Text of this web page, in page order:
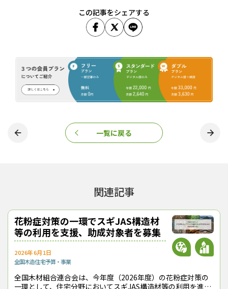
この記事をシェアする
一覧に戻る
関連記事
花粉症対策の一環でスギJAS構造材
等の利用を支援、助成対象者を募集
2026年6月1日
全国木造住宅予算・事業
全国木材組合連合会は、今年度（2026年度）の花粉症対策の
一環として、住宅分野においてスギJAS構造材等の利用を進め